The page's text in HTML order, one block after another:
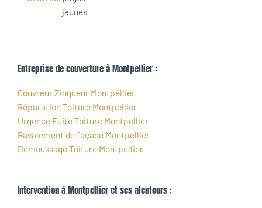
Entreprise de couverture à Montpellier :
Couvreur Zingueur Montpellier
Réparation Toiture Montpellier
Urgence Fuite Toiture Montpellier
Ravalement de façade Montpellier
Démoussage Toiture Montpellier
Intervention à Montpellier et ses alentours :